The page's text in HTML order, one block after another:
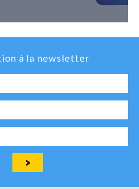
à la newsletter